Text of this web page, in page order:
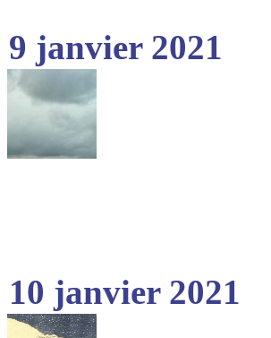
9 janvier 2021
10 janvier 2021